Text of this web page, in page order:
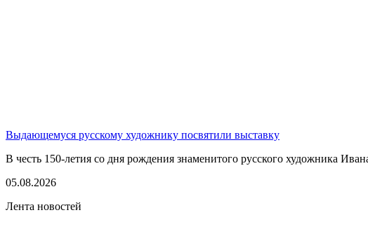
Выдающемуся русскому художнику посвятили выставку
В честь 150-летия со дня рождения знаменитого русского художника
05.08.2026
Лента новостей